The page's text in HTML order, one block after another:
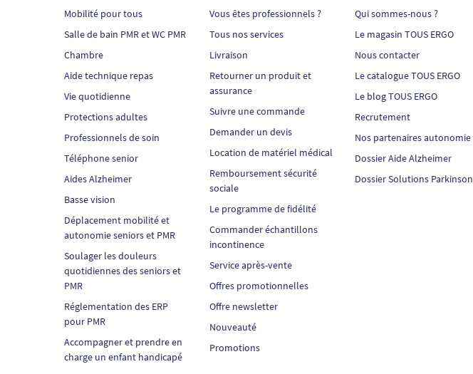
Mobilité pour tous
Salle de bain PMR et WC PMR
Chambre
Aide technique repas
Vie quotidienne
Protections adultes
Professionnels de soin
Téléphone senior
Aides Alzheimer
Basse vision
Déplacement mobilité et
autonomie seniors et PMR
Soulager les douleurs
quotidiennes des seniors et
PMR
Réglementation des ERP
pour PMR
Accompagner et prendre en
charge un enfant handicapé
Vous êtes professionnels ?
Tous nos services
Livraison
Retourner un produit et
assurance
Suivre une commande
Demander un devis
Location de matériel médical
Remboursement sécurité
sociale
Le programme de fidélité
Commander échantillons
incontinence
Service après-vente
Offres promotionnelles
Offre newsletter
Nouveauté
Promotions
Qui sommes-nous ?
Le magasin TOUS ERGO
Nous contacter
Le catalogue TOUS ERGO
Le blog TOUS ERGO
Recrutement
Nos partenaires autonomie
Dossier Aide Alzheimer
Dossier Solutions Parkinson